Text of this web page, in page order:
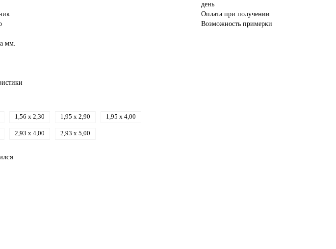
мм.
1,56 x 2,30 1,95 x 2,90 1,95 x 4,00
2,93 x 4,00 2,93 x 5,00
день
Оплата при получении
Возможность примерки